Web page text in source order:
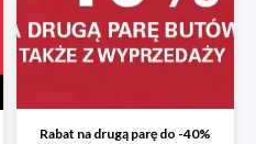
Rabat na drugą parę do -40%